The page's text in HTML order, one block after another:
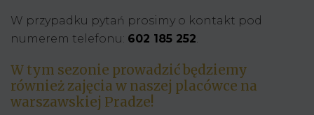
W przypadku pytań prosimy o kontakt pod
numerem telefonu: 602 185 252.
W tym sezonie prowadzić będziemy
również zajęcia w naszej placówce na
warszawskiej Pradze!